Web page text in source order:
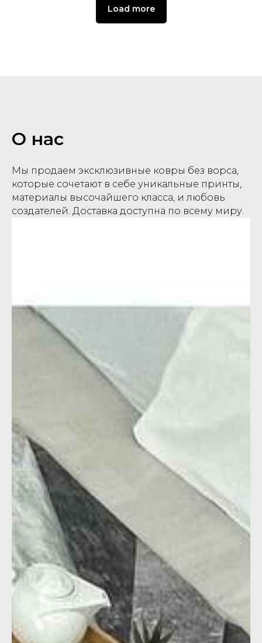
Load more
О нас
Мы продаем эксклюзивные ковры без ворса,
которые сочетают в себе уникальные принты,
материалы высочайшего класса, и любовь
создателей. Доставка доступна по всему миру.